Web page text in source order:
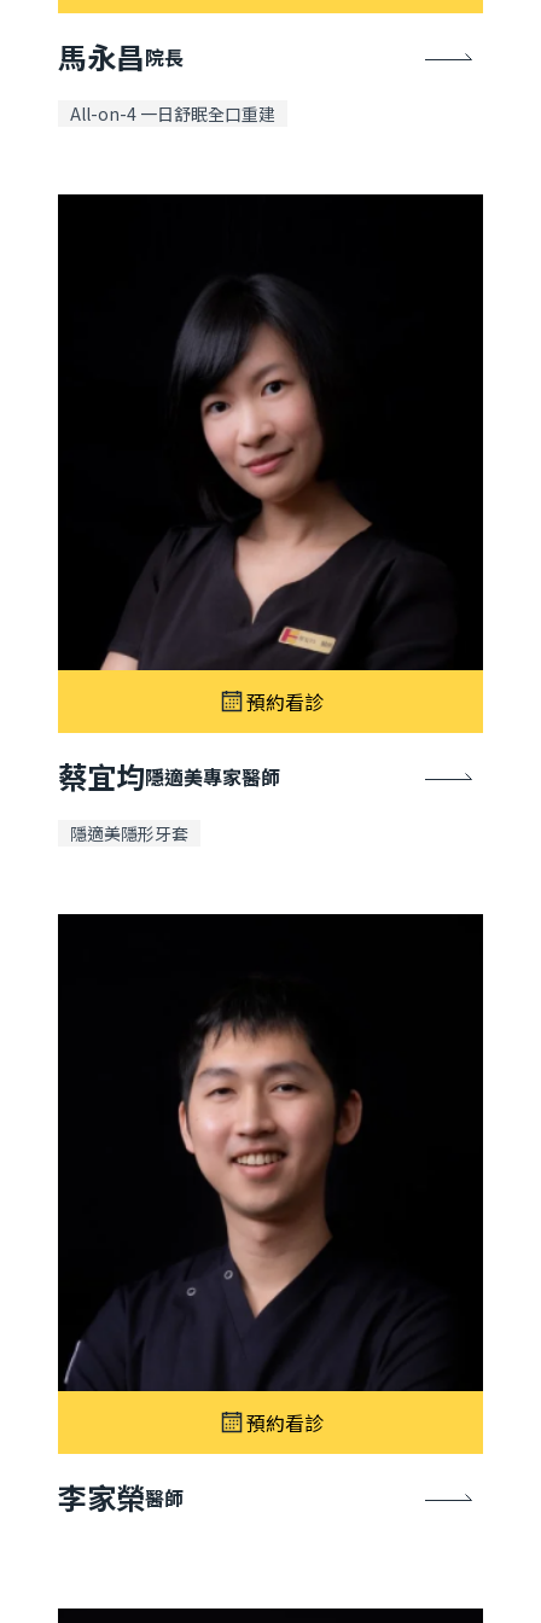
馬永昌院長
All-on-4 一日舒眠全口重建
預約看診
蔡宜均隱適美專家醫師
隱適美隱形牙套
預約看診
李家榮醫師